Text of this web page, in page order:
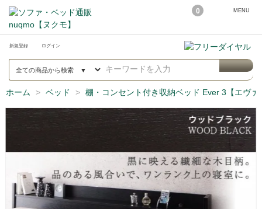
0 MENU
新規登録 ログイン
ホーム ベッド 棚・コンセント付き収納ベッド Ever 3【エヴァ